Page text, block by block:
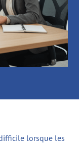
lorsque les